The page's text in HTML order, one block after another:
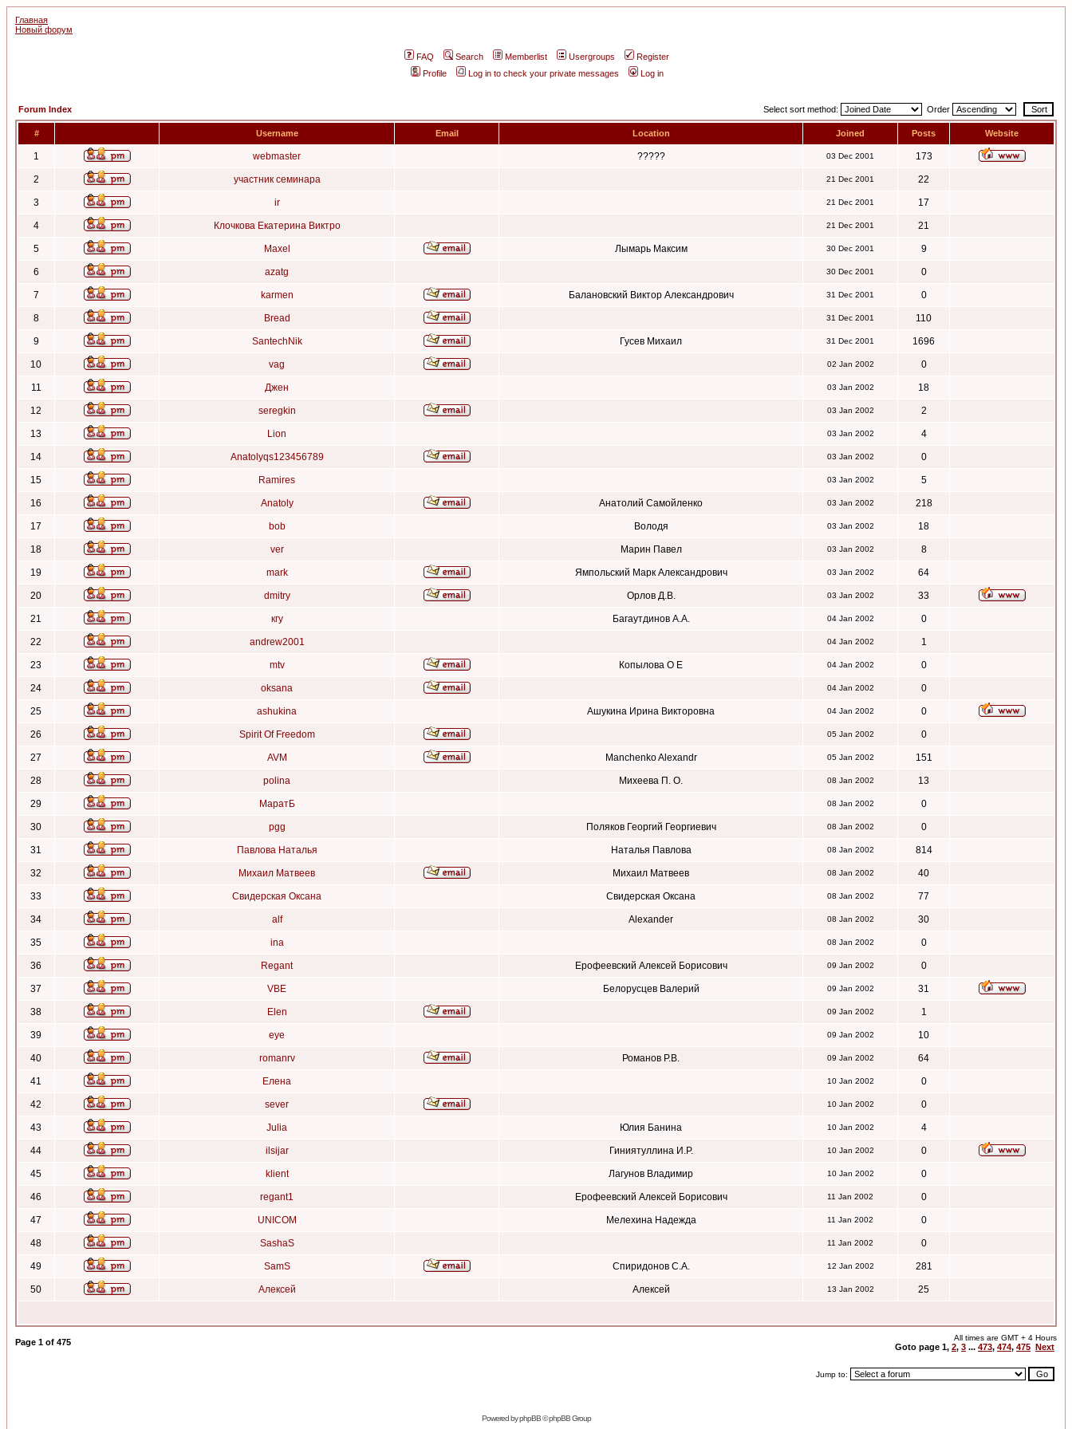
Главная
Новый форум
FAQ Search Memberlist Usergroups
Register
Profile
Log in to check your private messages Log in
Forum Index Select sort method: Order
# Username Email Location Joined Posts Website
1 webmaster ????? 03 Dec 2001 173
2 участник семинара 21 Dec 2001 22
3 ir 21 Dec 2001 17
4 Клочкова Екатерина Виктро 21 Dec 2001 21
5 Maxel Лымарь Максим 30 Dec 2001 9
6 azatg 30 Dec 2001 0
7 karmen Балановский Виктор Александрович 31 Dec 2001 0
8 Bread 31 Dec 2001 110
9 SantechNik Гусев Михаил 31 Dec 2001 1696
10 vag 02 Jan 2002 0
11 Джен 03 Jan 2002 18
12 seregkin 03 Jan 2002 2
13 Lion 03 Jan 2002 4
14 Anatolyqs123456789 03 Jan 2002 0
15 Ramires 03 Jan 2002 5
16 Anatoly Анатолий Самойленко 03 Jan 2002 218
17 bob Володя 03 Jan 2002 18
18 ver Марин Павел 03 Jan 2002 8
19 mark Ямпольский Марк Александрович 03 Jan 2002 64
20 dmitry Орлов Д.В. 03 Jan 2002 33
21 кгу Багаутдинов А.А. 04 Jan 2002 0
22 andrew2001 04 Jan 2002 1
23 mtv Копылова О Е 04 Jan 2002 0
24 oksana 04 Jan 2002 0
25 ashukina Ашукина Ирина Викторовна 04 Jan 2002 0
26 Spirit Of Freedom 05 Jan 2002 0
27 AVM Manchenko Alexandr 05 Jan 2002 151
28 polina Михеева П. О. 08 Jan 2002 13
29 МаратБ 08 Jan 2002 0
30 pgg Поляков Георгий Георгиевич 08 Jan 2002 0
31 Павлова Наталья Наталья Павлова 08 Jan 2002 814
32 Михаил Матвеев Михаил Матвеев 08 Jan 2002 40
33 Свидерская Оксана Свидерская Оксана 08 Jan 2002 77
34 alf Alexander 08 Jan 2002 30
35 ina 08 Jan 2002 0
36 Regant Ерофеевский Алексей Борисович 09 Jan 2002 0
37 VBE Белорусцев Валерий 09 Jan 2002 31
38 Elen 09 Jan 2002 1
39 eye 09 Jan 2002 10
40 romanrv Романов Р.В. 09 Jan 2002 64
41 Елена 10 Jan 2002 0
42 sever 10 Jan 2002 0
43 Julia Юлия Банина 10 Jan 2002 4
44 ilsijar Гиниятуллина И.Р. 10 Jan 2002 0
45 klient Лагунов Владимир 10 Jan 2002 0
46 regant1 Ерофеевский Алексей Борисович 11 Jan 2002 0
47 UNICOM Мелехина Надежда 11 Jan 2002 0
48 SashaS 11 Jan 2002 0
49 SamS Спиридонов С.А. 12 Jan 2002 281
50 Алексей Алексей 13 Jan 2002 25
Page 1 of 475 All times are GMT + 4 Hours
Goto page 1, 2, 3 ... 473, 474, 475 Next
Jump to:
Powered byphpBB© phpBB Group